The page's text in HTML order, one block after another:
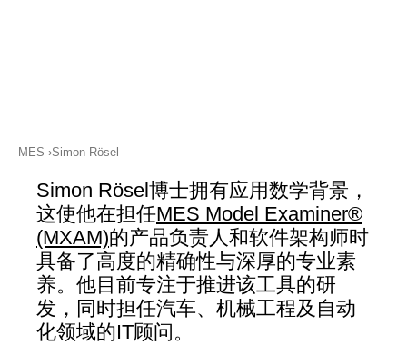
联系我们
版本说明
条款和条件
数据​保护
Simon Rösel博士拥有应用数学背景，
这使他在担任MES Model Examiner®
(MXAM)的产品负责人和软件架构师时
具备了高度的精确性与深厚的专业素
养。他目前专注于推进该工具的研
发，同时担任汽车、机械工程及自动
化领域的IT顾问。
MES Simon Rösel